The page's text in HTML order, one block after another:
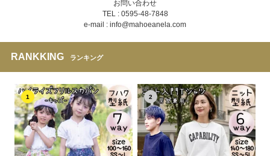
お問い合わせ
TEL : 0595-48-7848
e-mail : info@mahoeanela.com
RANKKING ランキング
1 2